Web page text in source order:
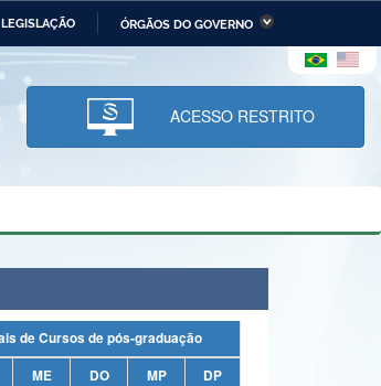
LEGISLAÇÃO ÓRGÃOS DO GOVERNO
Ministério da Infraestrutura
Ministério da Ciência,
Tecnologia, Inovações e
Comunicações
ACESSO RESTRITO
de Cursos de pós-graduação
ME DO MP
DP